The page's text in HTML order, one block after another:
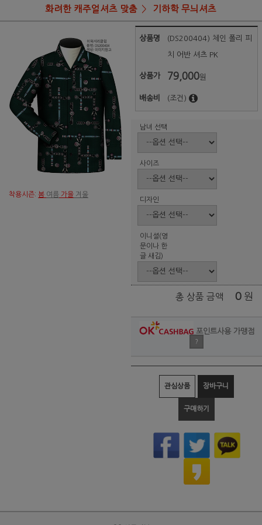
화려한 캐주얼셔츠 맞춤 기하학 무늬셔츠
착용시즌: 봄 여름 가을 겨울
상품명 (DS200404) 체인 폴리 피
치 어반 셔츠 PK
상품가 79,000원
배송비 (조건)
남녀 선택
사이즈
디자인
이니셜(영
문이나 한
글 새김)
총 상품 금액 0 원
포인트사용 가맹점
?
관심상품 장바구니
구매하기